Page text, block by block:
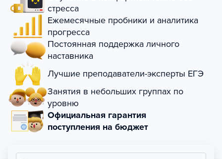
стресса
Ежемесячные пробники и аналитика
прогресса
Постоянная поддержка личного
наставника
Лучшие преподаватели-эксперты ЕГЭ
Занятия в небольших группах по
уровню
Официальная гарантия
поступления на бюджет